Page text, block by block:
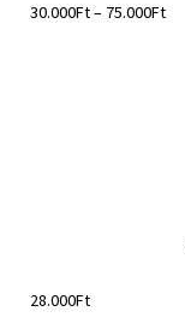
30.000Ft– 75.000Ft
28.000Ft